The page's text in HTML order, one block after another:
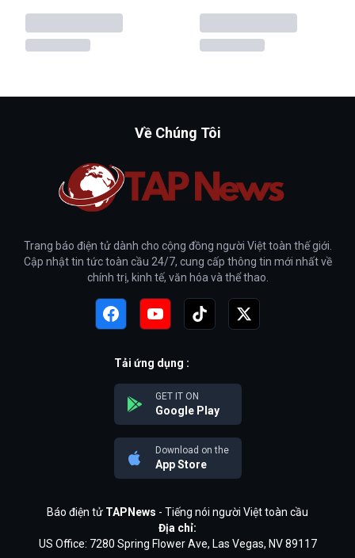
Về Chúng Tôi
Trang báo điện tử dành cho cộng đồng người Việt toàn thế giới.
Cập nhật tin tức toàn cầu 24/7, cung cấp thông tin mới nhất về
chính trị, kinh tế, văn hóa và thể thao.
Tải ứng dụng :
GET IT ON
Google Play
Download on the
App Store
Báo điện tử TAPNews - Tiếng nói người Việt toàn cầu
Địa chỉ:
US Office: 7280 Spring Flower Ave, Las Vegas, NV 89117